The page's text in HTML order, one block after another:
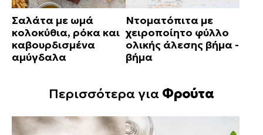
Σαλάτα με ωμά
κολοκύθια, ρόκα και
καβουρδισμένα
αμύγδαλα
Ντοματόπιτα με
χειροποίητο φύλλο
ολικής άλεσης βήμα -
βήμα
Περισσότερα για Φρούτα